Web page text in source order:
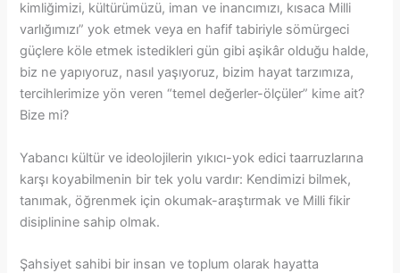
kimliğimizi, kültürümüzü, iman ve inancımızı, kısaca Milli
varlığımızı” yok etmek veya en hafif tabiriyle sömürgeci
güçlere köle etmek istedikleri gün gibi aşikâr olduğu halde,
biz ne yapıyoruz, nasıl yaşıyoruz, bizim hayat tarzımıza,
tercihlerimize yön veren “temel değerler-ölçüler” kime ait?
Bize mi?
Yabancı kültür ve ideolojilerin yıkıcı-yok edici taarruzlarına
karşı koyabilmenin bir tek yolu vardır: Kendimizi bilmek,
tanımak, öğrenmek için okumak-araştırmak ve Milli fikir
disiplinine sahip olmak.
Şahsiyet sahibi bir insan ve toplum olarak hayatta